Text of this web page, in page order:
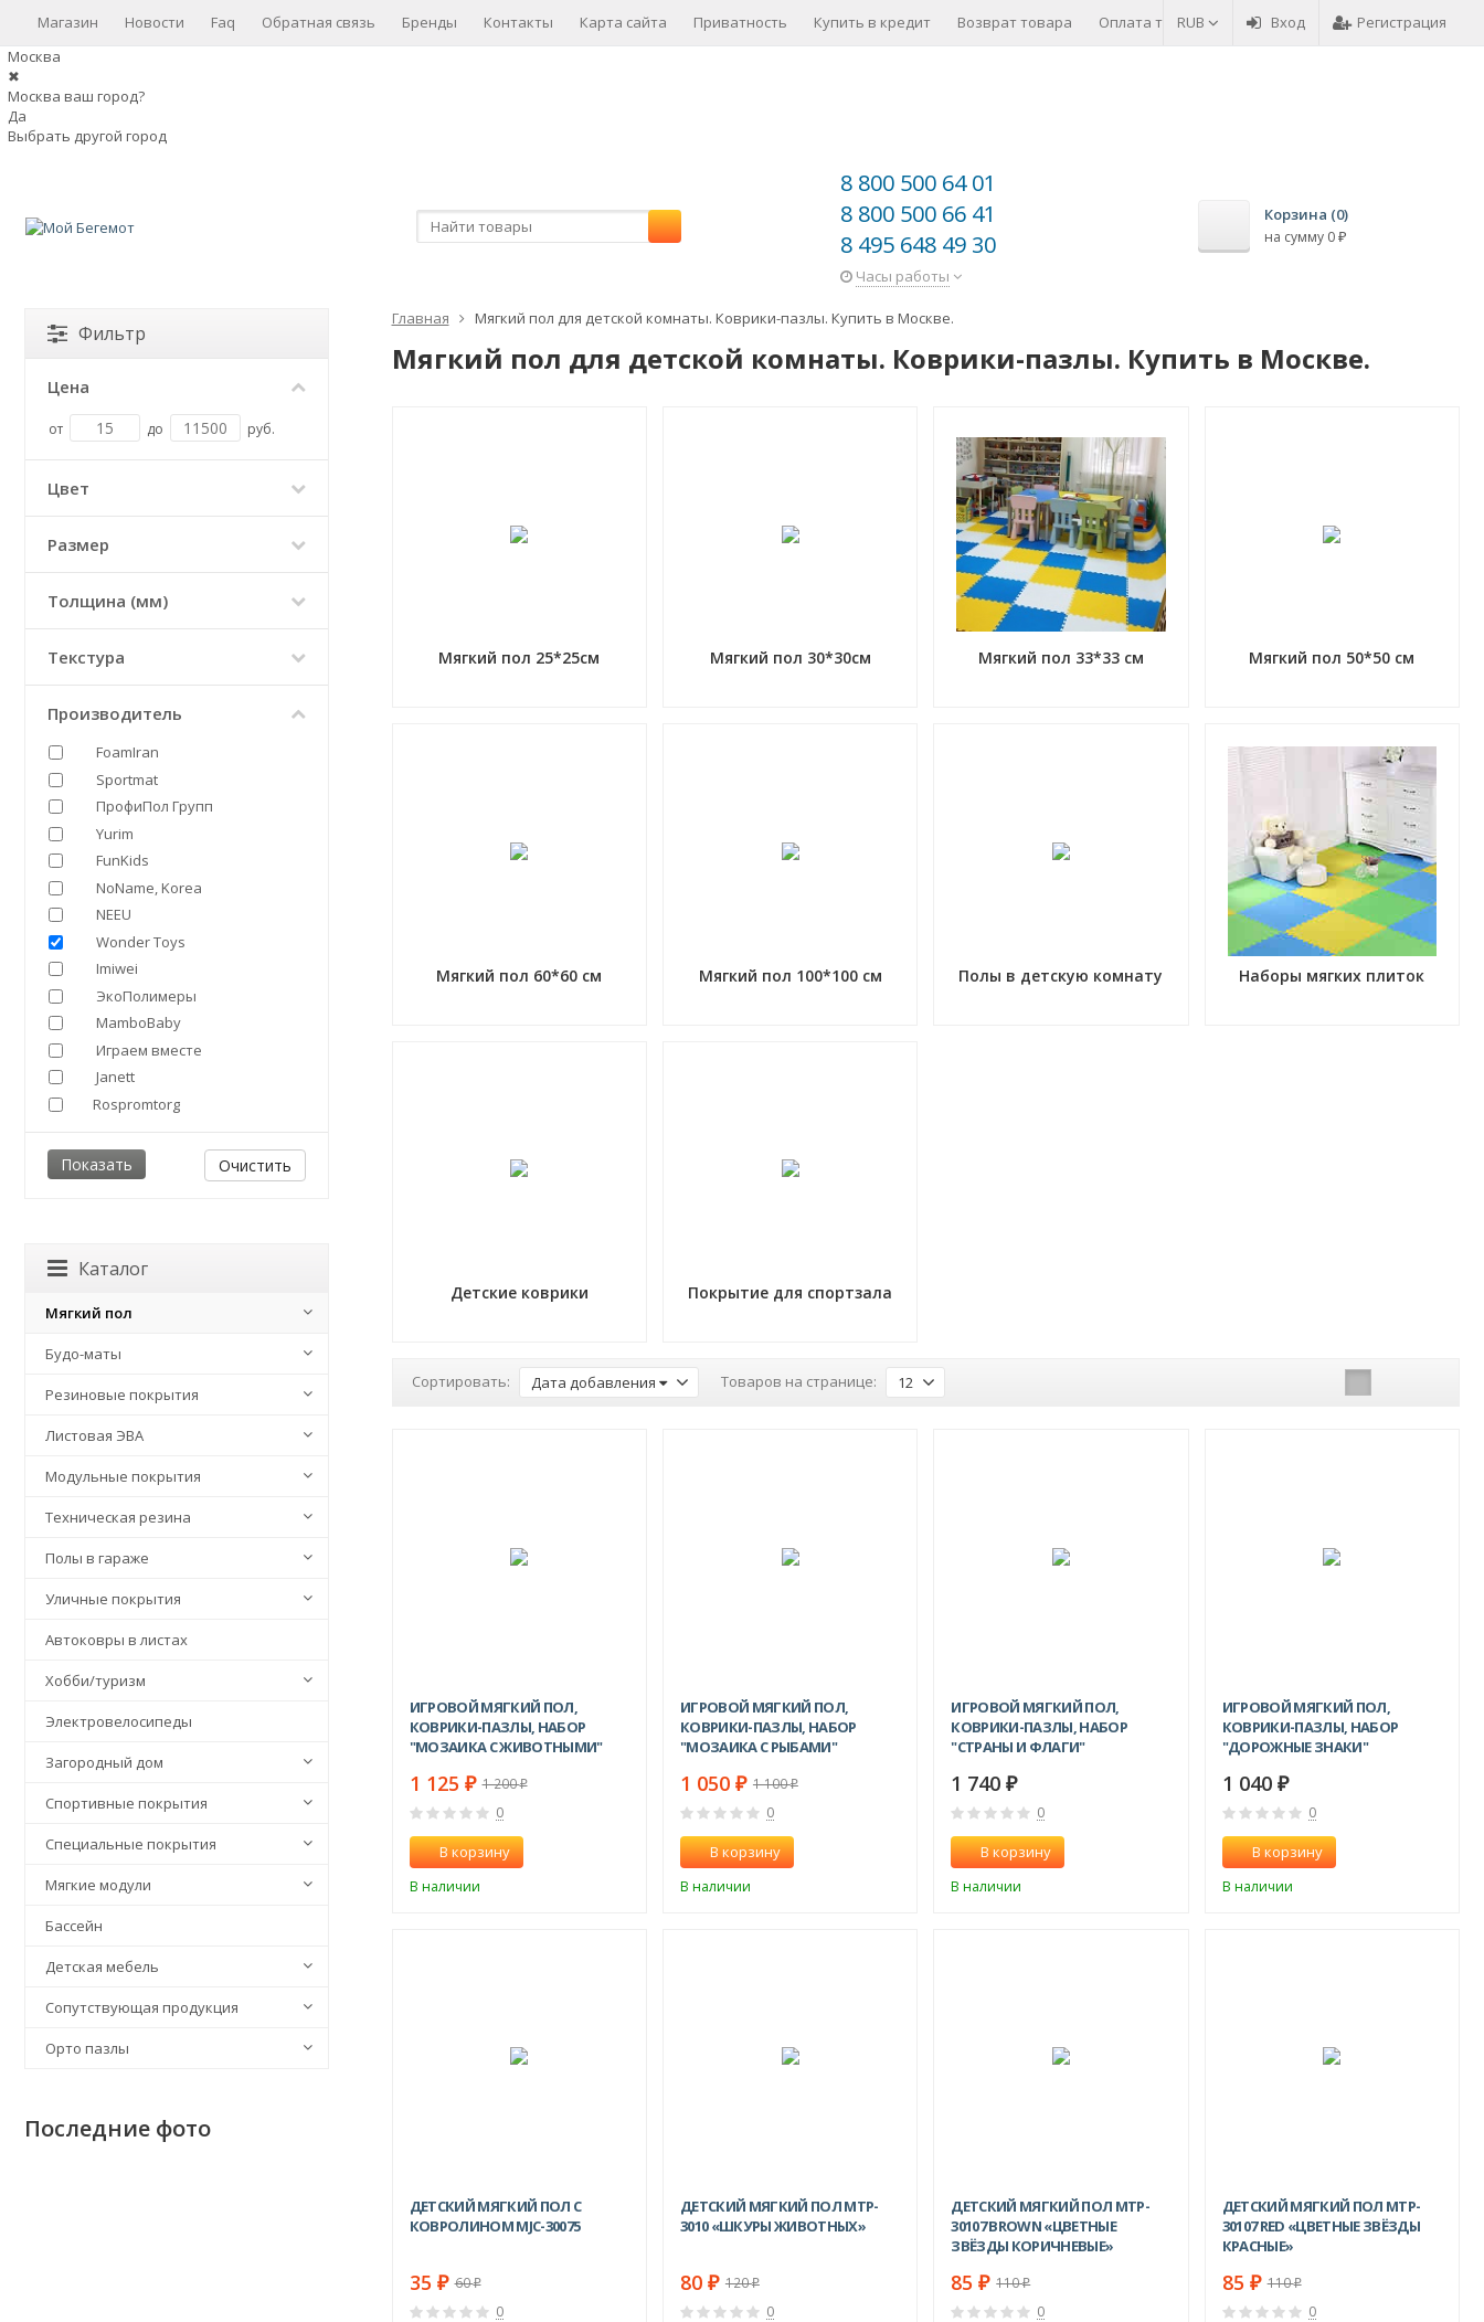
RUB Вход Регистрация
Магазин Новости Faq Обратная связь Бренды Контакты Карта сайта Приватность Купить в кредит Возврат товара
Оплата товара
Москва
✖
Москва ваш город?
Да
Выбрать другой город
8 800 500 64 01
8 800 500 66 41
8 495 648 49 30
Часы работы
Корзина (0)
на сумму 0 ₽
Главная Мягкий пол для детской комнаты. Коврики-пазлы. Купить в Москве.
Мягкий пол для детской комнаты. Коврики-пазлы. Купить в Москве.
Мягкий пол 25*25см Мягкий пол 30*30см Мягкий пол 33*33 см Мягкий пол 50*50 см
Мягкий пол 60*60 см Мягкий пол 100*100 см Полы в детскую комнату Наборы мягких плиток
Детские коврики Покрытие для спортзала
Сортировать: Дата добавления Товаров на странице: 12
ИГРОВОЙ МЯГКИЙ ПОЛ,
КОВРИКИ-ПАЗЛЫ, НАБОР
"МОЗАИКА С ЖИВОТНЫМИ"
1 125 ₽ 1 200₽
0
В корзину
В наличии
ИГРОВОЙ МЯГКИЙ ПОЛ,
КОВРИКИ-ПАЗЛЫ, НАБОР
"МОЗАИКА С РЫБАМИ"
1 050 ₽ 1 100₽
0
В корзину
В наличии
ИГРОВОЙ МЯГКИЙ ПОЛ,
КОВРИКИ-ПАЗЛЫ, НАБОР
"СТРАНЫ И ФЛАГИ"
1 740₽
0
В корзину
В наличии
ИГРОВОЙ МЯГКИЙ ПОЛ,
КОВРИКИ-ПАЗЛЫ, НАБОР
"ДОРОЖНЫЕ ЗНАКИ"
1 040 ₽
0
В корзину
В наличии
ДЕТСКИЙ МЯГКИЙ ПОЛ С
КОВРОЛИНОМ MJC-30075
35 ₽ 60₽
0
ДЕТСКИЙ МЯГКИЙ ПОЛ MTP-
3010 «ШКУРЫ ЖИВОТНЫХ»
80 ₽ 120₽
0
ДЕТСКИЙ МЯГКИЙ ПОЛ MTP-
30107 BROWN «ЦВЕТНЫЕ
ЗВЁЗДЫ КОРИЧНЕВЫЕ»
85₽ 110₽
0
ДЕТСКИЙ МЯГКИЙ ПОЛ MTP-
30107 RED «ЦВЕТНЫЕ ЗВЁЗДЫ
КРАСНЫЕ»
85 ₽ 110₽
0
Фильтр
Цена
от до руб.
Цвет
Размер
Толщина (мм)
Текстура
Производитель
FoamIran
Sportmat
ПрофиПол Групп
Yurim
FunKids
NoName, Korea
NEEU
Wonder Toys
Imiwei
ЭкоПолимеры
MamboBaby
Играем вместе
Janett
Rospromtorg
Очистить
Каталог
Мягкий пол
Будо-маты
Резиновые покрытия
Листовая ЭВА
Модульные покрытия
Техническая резина
Полы в гараже
Уличные покрытия
Автоковры в листах
Хобби/туризм
Электровелосипеды
Загородный дом
Спортивные покрытия
Специальные покрытия
Мягкие модули
Бассейн
Детская мебель
Сопутствующая продукция
Орто пазлы
Последние фото